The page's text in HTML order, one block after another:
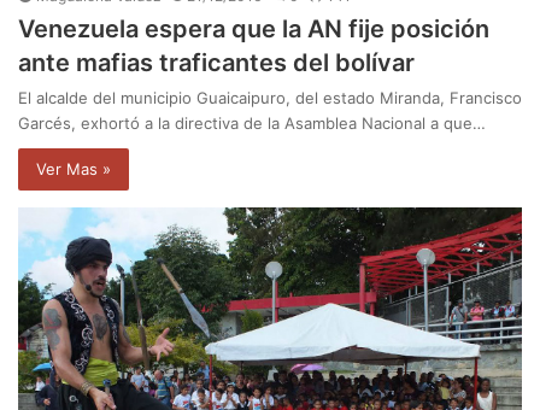
Venezuela espera que la AN fije posición
ante mafias traficantes del bolívar
El alcalde del municipio Guaicaipuro, del estado Miranda, Francisco
Garcés, exhortó a la directiva de la Asamblea Nacional a que…
Ver Mas »